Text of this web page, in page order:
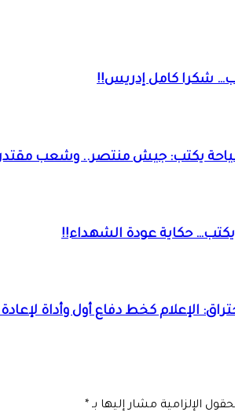
شكرا كامل إدريس!!
والسياحة يكتب: جيش منتصر.. وشعب
حكاية عودة الشهداء!!
الإعلام كخط دفاع أول وأداة
الإلزامية مشار إليها بـ *